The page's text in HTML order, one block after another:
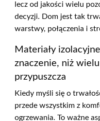
lecz od jakości wielu
decyzji. Dom jest tak
warstwy, połączenia i
Materiały
znaczenie, niż
przypuszcza
Kiedy myśli się o
przede wszystkim z
ogrzewania. To ważne